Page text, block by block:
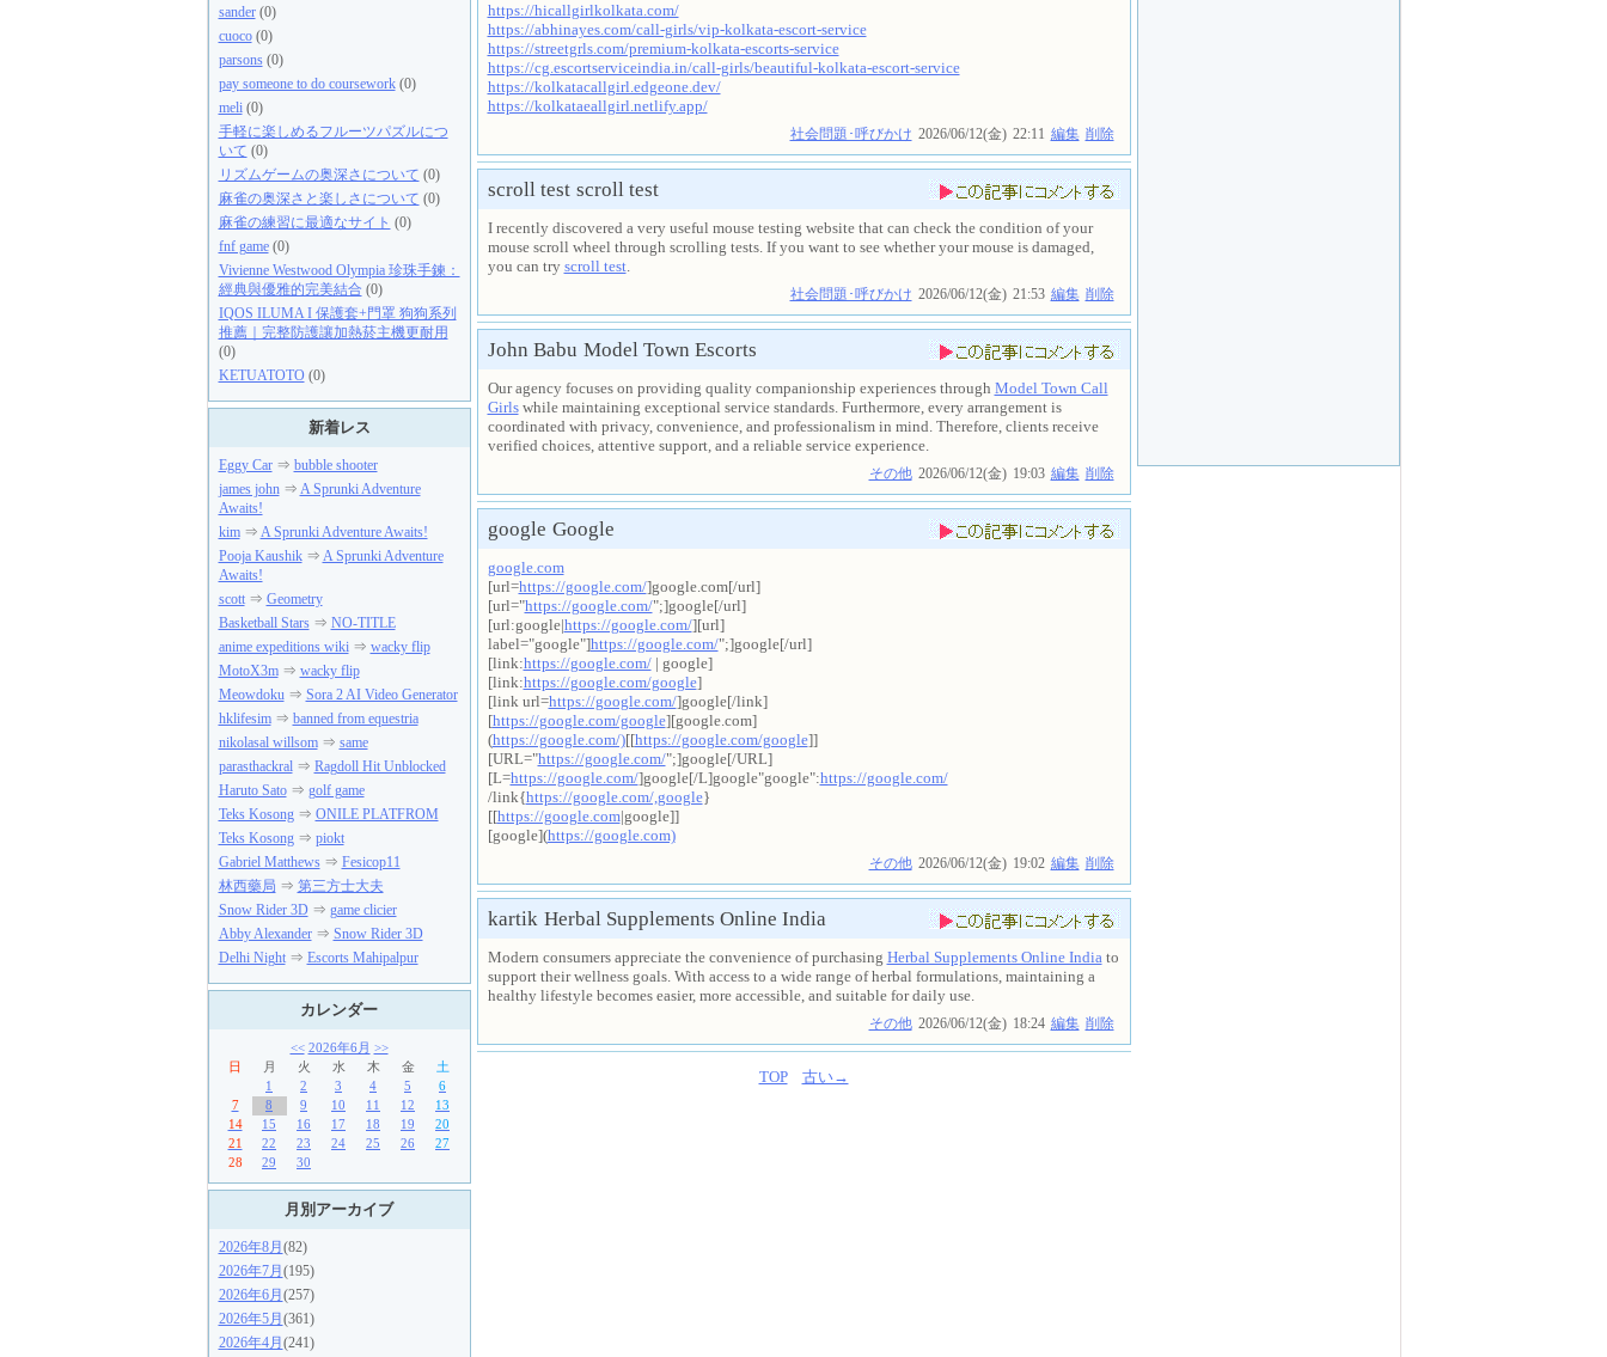
https://hicallgirlkolkata.com/
https://abhinayes.com/call-girls/vip-kolkata-escort-service
https://streetgrls.com/premium-kolkata-escorts-service
https://cg.escortserviceindia.in/call-girls/beautiful-kolkata-escort-service
https://kolkatacallgirl.edgeone.dev/
https://kolkataeallgirl.netlify.app/
社会問題･呼びかけ 2026/06/12(金) 22:11 編集 削除
scroll test scroll test
I recently discovered a very useful mouse testing website that can check the condition of your
mouse scroll wheel through scrolling tests. If you want to see whether your mouse is damaged,
you can try scroll test.
社会問題･呼びかけ 2026/06/12(金) 21:53 編集 削除
John Babu Model Town Escorts
Our agency focuses on providing quality companionship experiences through Model Town Call
Girlswhile maintaining exceptional service standards. Furthermore, every arrangement is
coordinated with privacy, convenience, and professionalism in mind. Therefore, clients receive
verified choices, attentive support, and a reliable service experience.
その他 2026/06/12(金) 19:03 編集 削除
google Google
google.com
[url=https://google.com/]google.com[/url]
[url="https://google.com/";]google[/url]
[url:google|https://google.com/][url]
label="google"]https://google.com/";]google[/url]
[link:https://google.com/| google]
[link:https://google.com/google]
[link url=https://google.com/]google[/link]
[https://google.com/google][google.com]
(https://google.com/)[[https://google.com/google]]
[URL="https://google.com/";]google[/URL]
[L=https://google.com/]google[/L]google"google":https://google.com/
/link{https://google.com/,google}
[[https://google.com|google]]
[google](https://google.com)
その他 2026/06/12(金) 19:02 編集 削除
kartik Herbal Supplements Online India
Modern consumers appreciate the convenience of purchasing Herbal Supplements Online Indiato
support their wellness goals. With access to a wide range of herbal formulations, maintaining a
healthy lifestyle becomes easier, more accessible, and suitable for daily use.
その他 2026/06/12(金) 18:24 編集 削除
TOP 古い→
sander(0)
cuoco(0)
parsons(0)
pay someone to do coursework(0)
meli(0)
手軽に楽しめるフルーツパズルにつ
いて (0)
リズムゲームの奥深さについて (0)
麻雀の奥深さと楽しさについて (0)
麻雀の練習に最適なサイト (0)
fnf game(0)
Vivienne Westwood Olympia 珍珠手鍊：
經典與優雅的完美結合 (0)
IQOS ILUMA I 保護套+門罩 狗狗系列
推薦｜完整防護讓加熱菸主機更耐用
(0)
KETUATOTO(0)
新着レス
Eggy Car⇒ bubble shooter
james john⇒ A Sprunki Adventure
Awaits!
kim⇒ A Sprunki Adventure Awaits!
Pooja Kaushik⇒ A Sprunki Adventure
Awaits!
scott⇒ Geometry
Basketball Stars⇒ NO-TITLE
anime expeditions wiki⇒ wacky flip
MotoX3m⇒ wacky flip
Meowdoku⇒ Sora 2 AI Video Generator
hklifesim⇒ banned from equestria
nikolasal willsom⇒ same
parasthackral⇒ Ragdoll Hit Unblocked
Haruto Sato⇒ golf game
Teks Kosong⇒ ONILE PLATFROM
Teks Kosong⇒ piokt
Gabriel Matthews⇒ Fesicop11
林西藥局 ⇒ 第三方士大夫
Snow Rider 3D⇒ game clicier
Abby Alexander⇒ Snow Rider 3D
Delhi Night⇒ Escorts Mahipalpur
カレンダー
<< 2026年6月 >>
日
月 火 水 木 金
土
1
2 3 4 5
6
7
8 9 10 11 12
13
14
15 16 17 18 19
20
21
22 23 24 25 26
27
28
29 30
月別アーカイブ
2026年8月 (82)
2026年7月 (195)
2026年6月 (257)
2026年5月 (361)
2026年4月 (241)